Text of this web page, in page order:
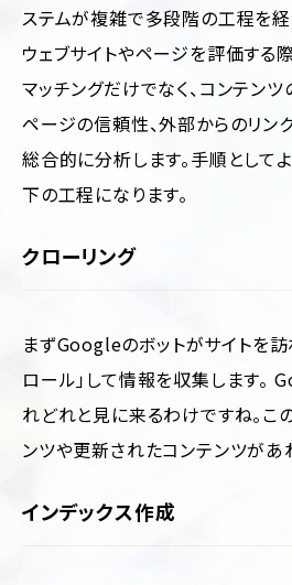
ステムが複雑で多段階の工程を
ウェブサイトやページを評価する
マッチングだけでなく、コンテンツ
ページの信頼性、外部からのリン
総合的に分析します。手順として
下の工程になります。
クローリング
まずGoogleのボットがサイトを訪
ロール」して情報を収集します。
れどれと見に来るわけですね。こ
ンツや更新されたコンテンツがあ
インデックス作成